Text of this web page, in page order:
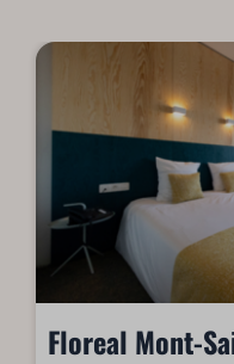
Floreal Mont-